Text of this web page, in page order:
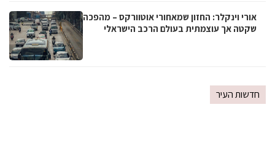
אורי וינקלר: החזון שמאחורי אוטוורקס – מהפכה
שקטה אך עוצמתית בעולם הרכב הישראלי
חדשות העיר